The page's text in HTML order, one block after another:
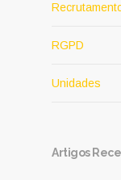
RGPD
Unidades
Artigos